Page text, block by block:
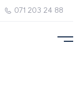
071 203 24 88